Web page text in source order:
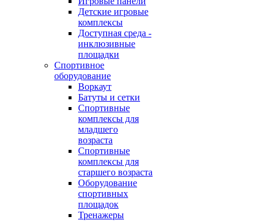
Детские игровые
комплексы
Доступная среда -
инклюзивные
площадки
Спортивное
оборудование
Воркаут
Батуты и сетки
Спортивные
комплексы для
младшего
возраста
Спортивные
комплексы для
старшего возраста
Оборудование
спортивных
площадок
Тренажеры